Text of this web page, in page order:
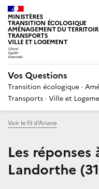
MINISTÈRES
TRANSITION ÉCOLOGIQUE
AMÉNAGEMENT DU
TRANSPORTS
VILLE ET LOGEMENT
Vos Questions
Transition écologique ·
Transports · Ville et
Voir le fil d’Ariane
Les
Landorthe